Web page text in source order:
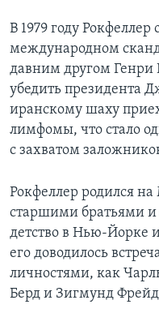
В 1979 году
международном
давним другом
убедить президента
иранскому шаху
лимфомы, что стало
с захватом
Рокфеллер родился
старшими братьями и
детство в Нью-Йорке
его доводилось
личностями, как
Берд и Зигмунд